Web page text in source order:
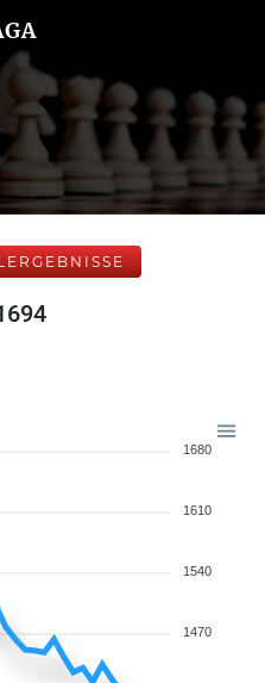
1680
1610
1540
1470